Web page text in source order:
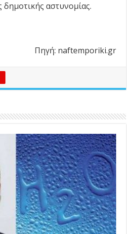
αστυνομίας.
Πηγή: naftemporiki.gr